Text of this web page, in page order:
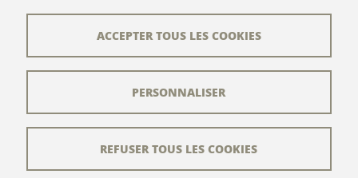
L'équipe éditoriale
Crédits
Mentions légales
ACCEPTER TOUS LES COOKIES
REFUSER TOUS LES COOKIES
PERSONNALISER